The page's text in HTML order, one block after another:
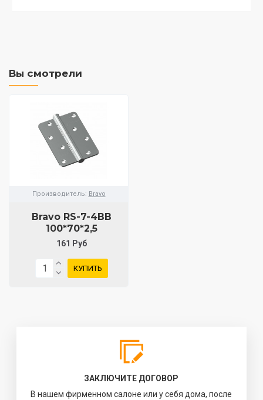
Вы смотрели
Производитель: Bravo
Bravo RS-7-4BB
100*70*2,5
161 Руб
КУПИТЬ
ЗАКЛЮЧИТЕ ДОГОВОР
В нашем фирменном салоне или у себя дома, после